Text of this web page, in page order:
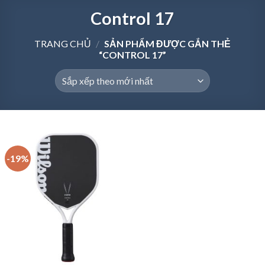
Control 17
TRANG CHỦ / SẢN PHẨM ĐƯỢC GẮN THẺ
“CONTROL 17”
-19%